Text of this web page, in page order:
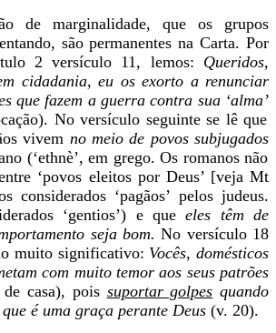
de marginalidade, que os grupos
são permanentes na Carta. Por
2 versículo 11, lemos: Queridos,
cidadania, eu os exorto a renunciar
que fazem a guerra contra sua ‘alma’
No versículo seguinte se lê que
vivem no meio de povos subjugados
(‘ethnè’, em grego. Os romanos não
‘povos eleitos por Deus’ [veja Mt
considerados ‘pagãos’ pelos judeus.
‘gentios’) e queeles têm de
seja bom. No versículo 18
muito significativo: Vocês, domésticos
com muito temor aos seus patrões
de casa), pois suportar golpes quando
é uma graça perante Deus (v. 20).